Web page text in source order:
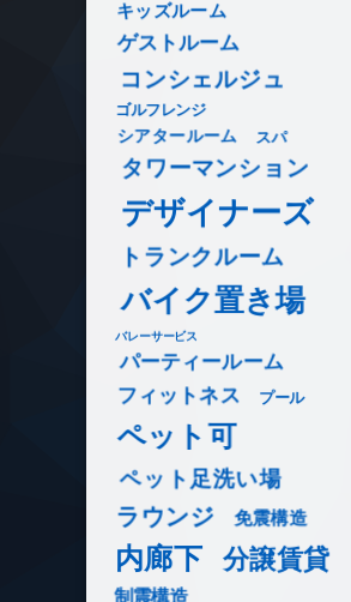
キッズルーム
ゲストルーム
コンシェルジュ
ゴルフレンジ
シアタールーム スパ
タワーマンション
デザイナーズ
トランクルーム
バイク置き場
バレーサービス
パーティールーム
フィットネス プール
ペット可
ペット足洗い場
ラウンジ 免震構造
内廊下 分譲賃貸
制震構造